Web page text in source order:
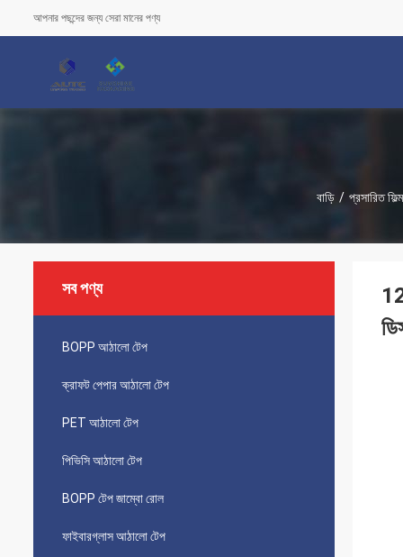
আপনার পছন্দের জন্য সেরা মানের পণ্য
বাড়ি / প্রসারিত
সব পণ্য
BOPP আঠালো টেপ
ক্রাফট পেপার আঠালো টেপ
PET আঠালো টেপ
পিভিসি আঠালো টেপ
BOPP টেপ জাম্বো রোল
ফাইবারগ্লাস আঠালো টেপ